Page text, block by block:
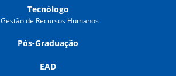
Tecnólogo
Gestão de Recursos Humanos
Pós-Graduação
EAD